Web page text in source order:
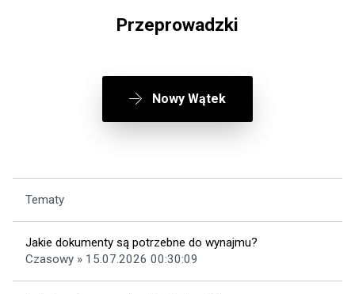
Przeprowadzki
Nowy Wątek
Tematy
Jakie dokumenty są potrzebne do wynajmu?
Czasowy » 15.07.2026 00:30:09